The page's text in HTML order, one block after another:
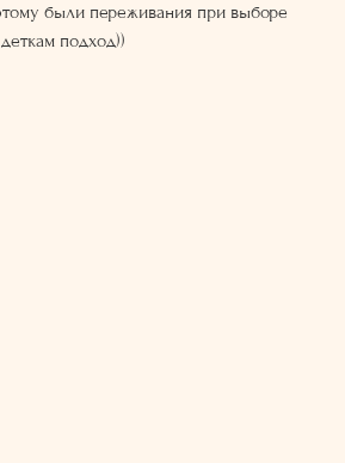
были переживания при выборе
подход))